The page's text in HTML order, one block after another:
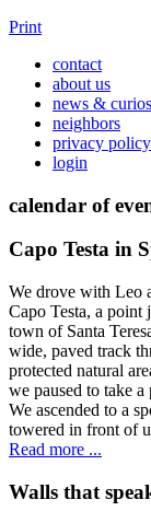
Print
contact
about us
news &
neighbors
privacy policy
login
calendar of
Capo Testa in
We drove with Leo
Capo Testa, a point
town of Santa
wide, paved track
protected natural
we paused to take
We ascended to a
towered in front of
Read more ...
Walls that